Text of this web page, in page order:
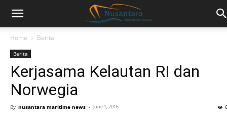
Home Berita
Berita
Kerjasama Kelautan RI dan
Norwegia
By nusantara maritime news - June 1, 2016